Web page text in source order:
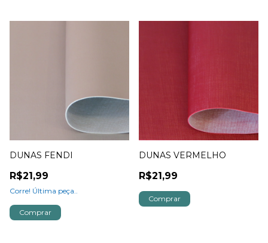
DUNAS FENDI
R$21,99
Corre! Última peça..
DUNAS VERMELHO
R$21,99